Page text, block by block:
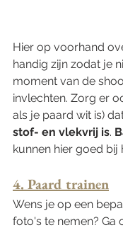
Hier op voorhand
handig zijn zodat je
moment van de
invlechten. Zorg er
als je paard wit is)
stof- en vlekvrij is.
kunnen hier goed bij
4. Paard trainen
Wens je op een
foto's te nemen? Ga